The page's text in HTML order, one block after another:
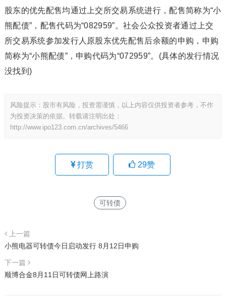
股东的优先配售均通过上交所交易系统进行，配售简称为“小
熊配债”，配售代码为“082959”。社会公众投资者通过上交
所交易系统参加发行人原股东优先配售后余额的申购，申购
简称为“小熊配债”，申购代码为“072959”。(具体的发行情况
没找到)
风险提示：股市有风险，投资需谨慎，以上内容仅供投资者参考，不作
为投资决策的依据。转载请注明出处：
http://www.ipo123.com.cn/archives/5466
打赏 29赞
可转债
上一篇
小熊电器可转债今日启动发行 8月12日申购
下一篇
顺博合金8月11日可转债网上路演